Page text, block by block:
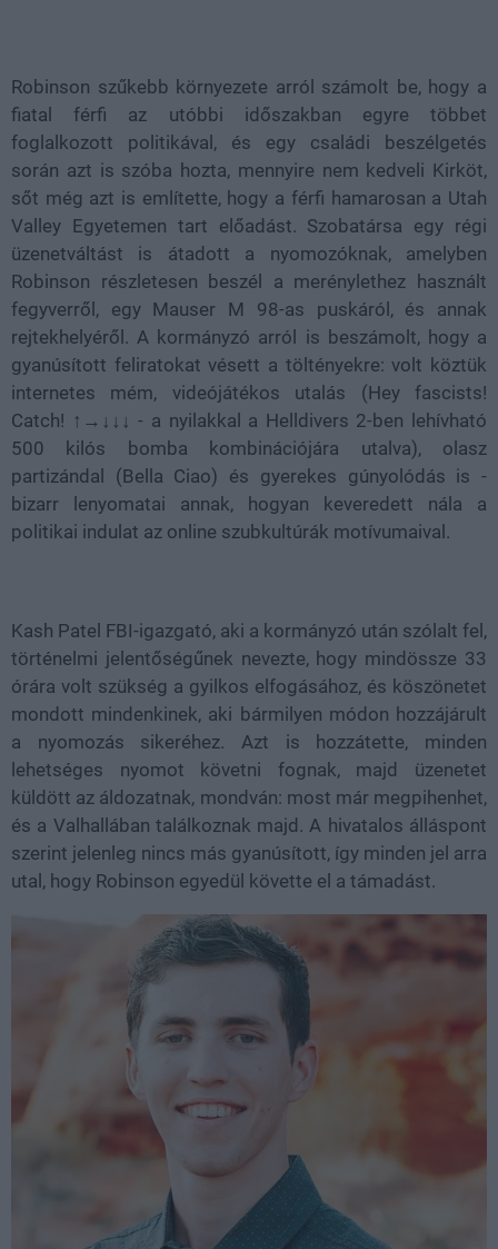
Robinson szűkebb környezete arról számolt be, hogy a
fiatal férfi az utóbbi időszakban egyre többet
foglalkozott politikával, és egy családi beszélgetés
során azt is szóba hozta, mennyire nem kedveli Kirköt,
sőt még azt is említette, hogy a férfi hamarosan a Utah
Valley Egyetemen tart előadást. Szobatársa egy régi
üzenetváltást is átadott a nyomozóknak, amelyben
Robinson részletesen beszél a merénylethez használt
fegyverről, egy Mauser M 98-as puskáról, és annak
rejtekhelyéről. A kormányzó arról is beszámolt, hogy a
gyanúsított feliratokat vésett a töltényekre: volt köztük
internetes mém, videójátékos utalás (Hey fascists!
Catch! ↑→↓↓↓ - a nyilakkal a Helldivers 2-ben lehívható
500 kilós bomba kombinációjára utalva), olasz
partizándal (Bella Ciao) és gyerekes gúnyolódás is -
bizarr lenyomatai annak, hogyan keveredett nála a
politikai indulat az online szubkultúrák motívumaival.
Kash Patel FBI-igazgató, aki a kormányzó után szólalt fel,
történelmi jelentőségűnek nevezte, hogy mindössze 33
órára volt szükség a gyilkos elfogásához, és köszönetet
mondott mindenkinek, aki bármilyen módon hozzájárult
a nyomozás sikeréhez. Azt is hozzátette, minden
lehetséges nyomot követni fognak, majd üzenetet
küldött az áldozatnak, mondván: most már megpihenhet,
és a Valhallában találkoznak majd. A hivatalos álláspont
szerint jelenleg nincs más gyanúsított, így minden jel arra
utal, hogy Robinson egyedül követte el a támadást.